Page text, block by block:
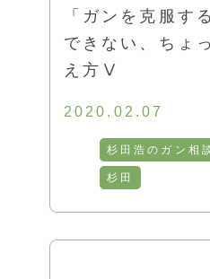
「ガンを克服す
できない、ちょ
え方Ⅴ
2020.02.07
杉田浩のガン相
杉田